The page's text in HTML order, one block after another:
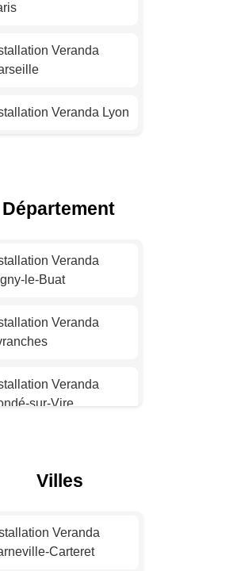
Veranda
Veranda Lyon
Veranda Nice
Veranda
Veranda
Veranda
Veranda
Département
Veranda
le-Buat
Veranda
Veranda
sur-Vire
Villes
Veranda
Carteret